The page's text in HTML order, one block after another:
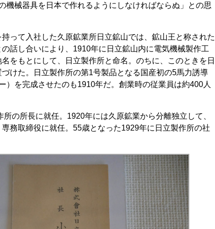
機械器具を日本で作れるようにしなければならぬ」との思
って入社した久原鉱業所日立鉱山では、鉱山王と称された
話し合いにより、1910年に日立鉱山内に電気機械製作工
をもとにして、日立製作所と命名。のちに、このときを日
けた。日立製作所の第1号製品となる国産初の5馬力誘導
）を完成させたのも1910年だ。創業時の従業員は約400人
の所長に就任。1920年には久原鉱業から分離独立して、
務取締役に就任。55歳となった1929年に日立製作所の社